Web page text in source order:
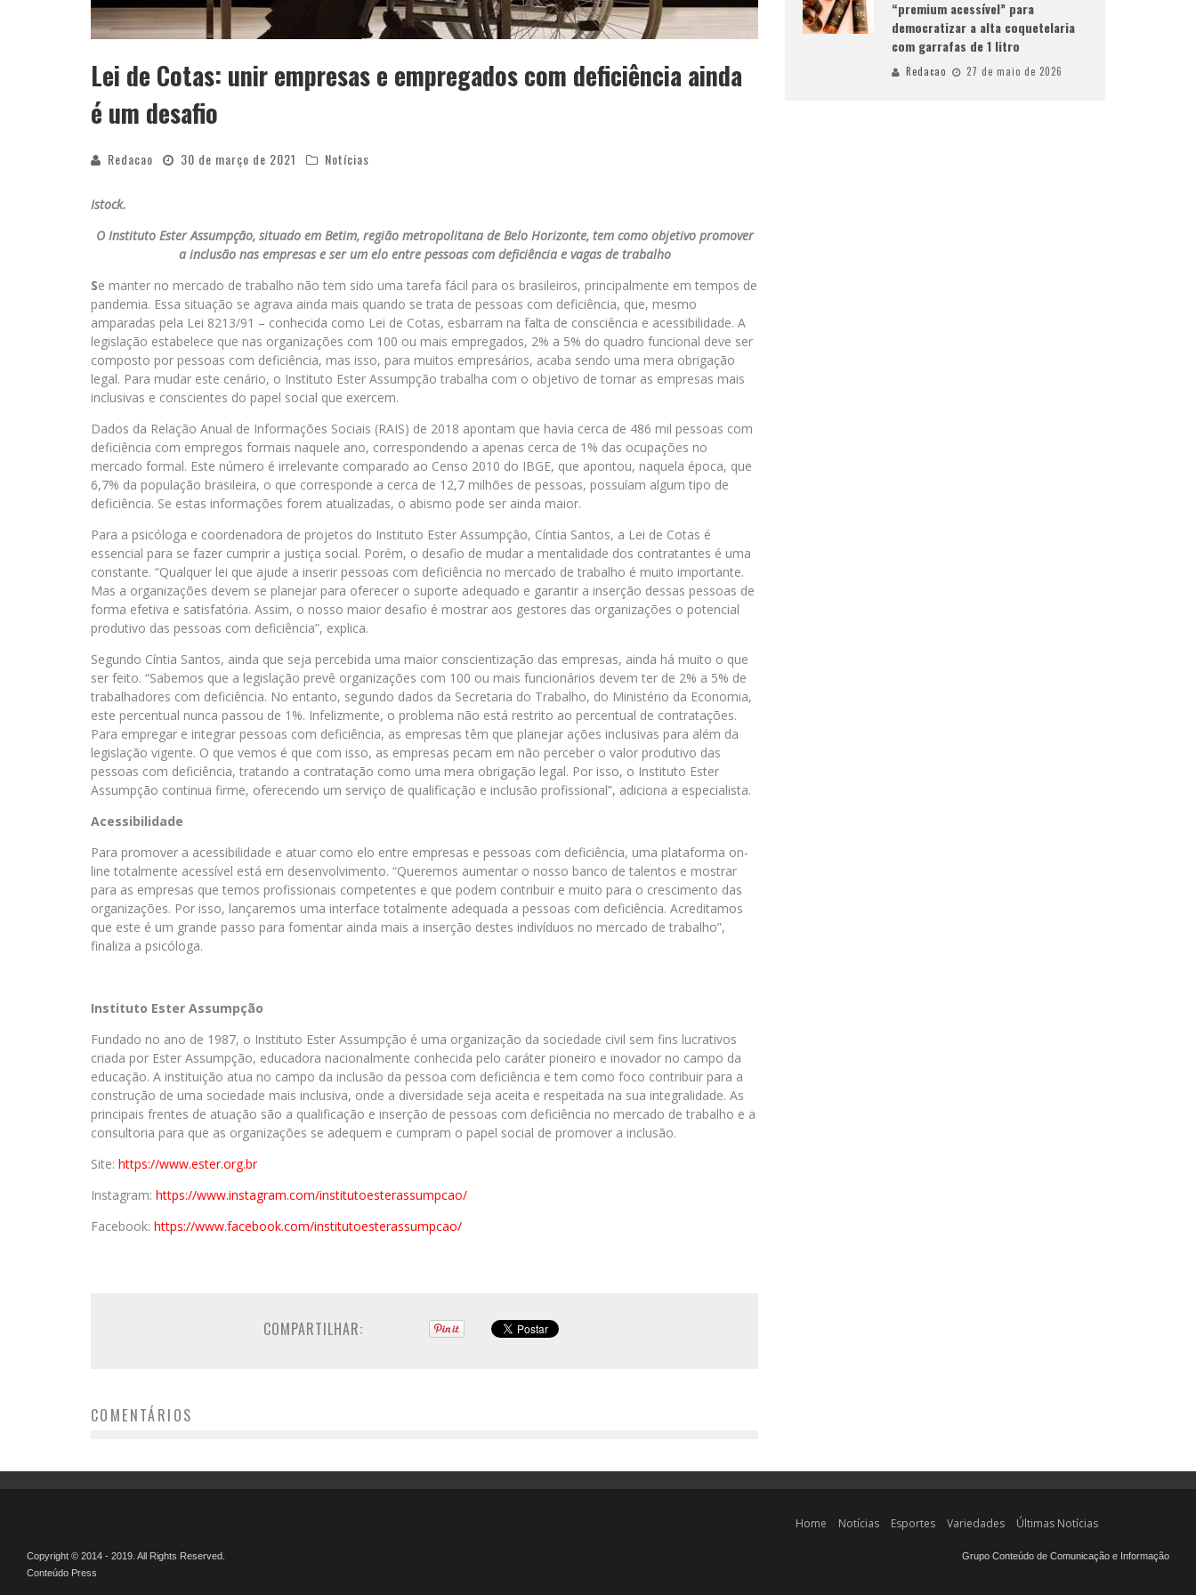
Lei de Cotas: unir empresas e empregados com deficiência ainda
é um desafio
Redacao 30 de março de 2021 Notícias
Istock.
O Instituto Ester Assumpção, situado em Betim, região metropolitana de Belo Horizonte, tem como objetivo promover
a inclusão nas empresas e ser um elo entre pessoas com deficiência e vagas de trabalho
Se manter no mercado de trabalho não tem sido uma tarefa fácil para os brasileiros, principalmente em tempos de
pandemia. Essa situação se agrava ainda mais quando se trata de pessoas com deficiência, que, mesmo
amparadas pela Lei 8213/91 – conhecida como Lei de Cotas, esbarram na falta de consciência e acessibilidade. A
legislação estabelece que nas organizações com 100 ou mais empregados, 2% a 5% do quadro funcional deve ser
composto por pessoas com deficiência, mas isso, para muitos empresários, acaba sendo uma mera obrigação
legal. Para mudar este cenário, o Instituto Ester Assumpção trabalha com o objetivo de tornar as empresas mais
inclusivas e conscientes do papel social que exercem.
Dados da Relação Anual de Informações Sociais (RAIS) de 2018 apontam que havia cerca de 486 mil pessoas com
deficiência com empregos formais naquele ano, correspondendo a apenas cerca de 1% das ocupações no
mercado formal. Este número é irrelevante comparado ao Censo 2010 do IBGE, que apontou, naquela época, que
6,7% da população brasileira, o que corresponde a cerca de 12,7 milhões de pessoas, possuíam algum tipo de
deficiência. Se estas informações forem atualizadas, o abismo pode ser ainda maior.
Para a psicóloga e coordenadora de projetos do Instituto Ester Assumpção, Cíntia Santos, a Lei de Cotas é
essencial para se fazer cumprir a justiça social. Porém, o desafio de mudar a mentalidade dos contratantes é uma
constante. “Qualquer lei que ajude a inserir pessoas com deficiência no mercado de trabalho é muito importante.
Mas a organizações devem se planejar para oferecer o suporte adequado e garantir a inserção dessas pessoas de
forma efetiva e satisfatória. Assim, o nosso maior desafio é mostrar aos gestores das organizações o potencial
produtivo das pessoas com deficiência”, explica.
Segundo Cíntia Santos, ainda que seja percebida uma maior conscientização das empresas, ainda há muito o que
ser feito. “Sabemos que a legislação prevê organizações com 100 ou mais funcionários devem ter de 2% a 5% de
trabalhadores com deficiência. No entanto, segundo dados da Secretaria do Trabalho, do Ministério da Economia,
este percentual nunca passou de 1%. Infelizmente, o problema não está restrito ao percentual de contratações.
Para empregar e integrar pessoas com deficiência, as empresas têm que planejar ações inclusivas para além da
legislação vigente. O que vemos é que com isso, as empresas pecam em não perceber o valor produtivo das
pessoas com deficiência, tratando a contratação como uma mera obrigação legal. Por isso, o Instituto Ester
Assumpção continua firme, oferecendo um serviço de qualificação e inclusão profissional”, adiciona a especialista.
Acessibilidade
Para promover a acessibilidade e atuar como elo entre empresas e pessoas com deficiência, uma plataforma on-
line totalmente acessível está em desenvolvimento. “Queremos aumentar o nosso banco de talentos e mostrar
para as empresas que temos profissionais competentes e que podem contribuir e muito para o crescimento das
organizações. Por isso, lançaremos uma interface totalmente adequada a pessoas com deficiência. Acreditamos
que este é um grande passo para fomentar ainda mais a inserção destes indivíduos no mercado de trabalho”,
finaliza a psicóloga.
Instituto Ester Assumpção
Fundado no ano de 1987, o Instituto Ester Assumpção é uma organização da sociedade civil sem fins lucrativos
criada por Ester Assumpção, educadora nacionalmente conhecida pelo caráter pioneiro e inovador no campo da
educação. A instituição atua no campo da inclusão da pessoa com deficiência e tem como foco contribuir para a
construção de uma sociedade mais inclusiva, onde a diversidade seja aceita e respeitada na sua integralidade. As
principais frentes de atuação são a qualificação e inserção de pessoas com deficiência no mercado de trabalho e a
consultoria para que as organizações se adequem e cumpram o papel social de promover a inclusão.
Site: https://www.ester.org.br
Instagram: https://www.instagram.com/institutoesterassumpcao/
Facebook: https://www.facebook.com/institutoesterassumpcao/
COMPARTILHAR:
COMENTÁRIOS
“premium acessível” para
democratizar a alta coquetelaria
com garrafas de 1 litro
Redacao 27 de maio de 2026
Home Notícias Esportes Variedades Últimas Notícias
Copyright © 2014 - 2019. All Rights Reserved.
Conteúdo Press
Grupo Conteúdo de Comunicação e Informação